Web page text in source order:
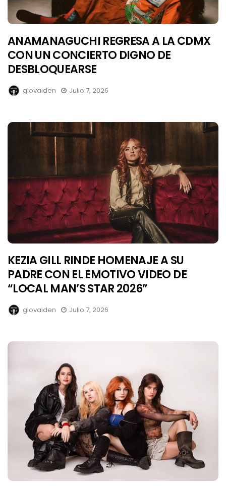
ANAMANAGUCHI REGRESA A LA CDMX
CON UN CONCIERTO DIGNO DE
DESBLOQUEARSE
giovaiden Julio 7, 2026
KEZIA GILL RINDE HOMENAJE A SU
PADRE CON EL EMOTIVO VIDEO DE
“LOCAL MAN’S STAR 2026”
giovaiden Julio 7, 2026